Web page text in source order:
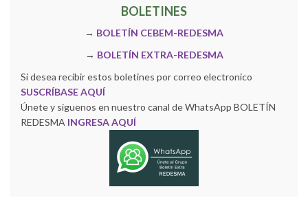
BOLETINES
→ BOLETÍN CEBEM-REDESMA
→ BOLETÍN EXTRA-REDESMA
Si desea recibir estos boletines por correo electronico
SUSCRÍBASE AQUÍ
Únete y siguenos en nuestro canal de WhatsApp BOLETÍN
REDESMA INGRESA AQUÍ